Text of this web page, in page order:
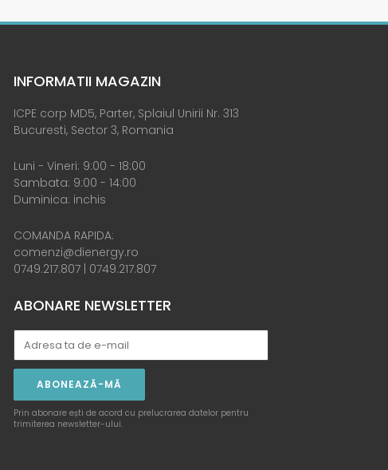
INFORMATII MAGAZIN
ICPE corp MD5, Parter, Splaiul Unirii Nr. 313
Bucuresti, Sector 3, Romania
Luni - Vineri: 9:00 - 18:00
Sambata: 9:00 - 14:00
Duminica: inchis
COMANDA RAPIDA:
comenzi@dienergy.ro
0749.217.807 0749.217.807
ABONARE NEWSLETTER
ABONEAZĂ-MĂ
Prin abonare ești de acord cu prelucrarea datelor pentru
trimiterea newsletter-ului.